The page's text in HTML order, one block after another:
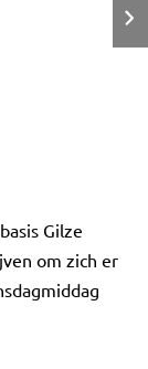
Gilze
om zich er